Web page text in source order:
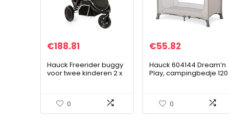
€188.81
Hauck Freerider buggy
voor twee kinderen 2 x
afneembaar tweede
zitgedeelte…
0
€55.82
Hauck 604144 Dream’n
Play, campingbedje 120
campingbedje met
draagtas…
0